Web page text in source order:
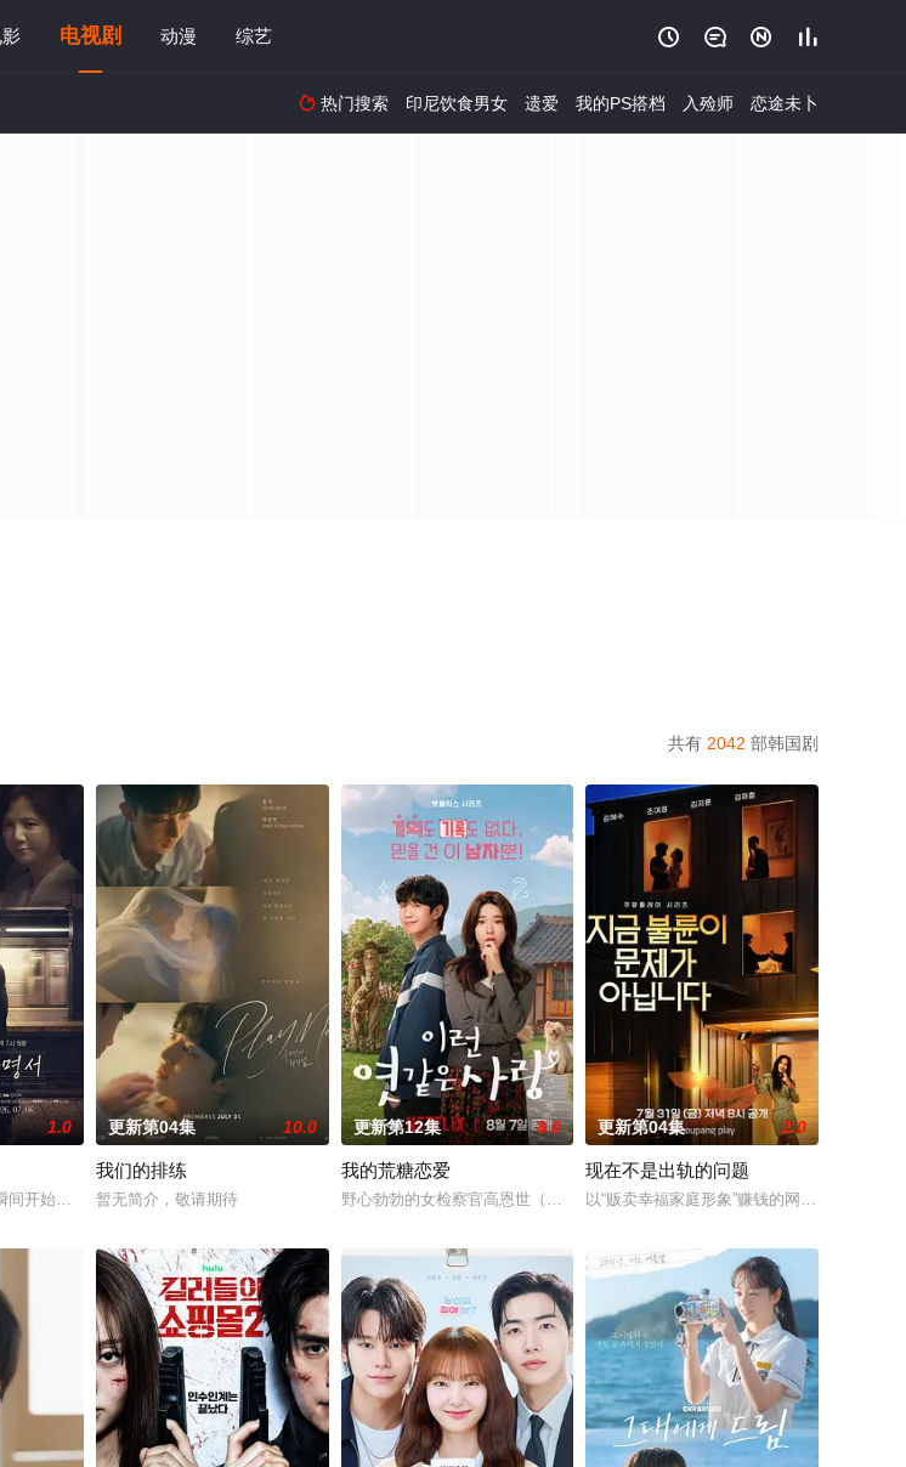
电视剧 动漫 综艺    
 热门搜索 印尼饮食男女 遗爱 我的PS搭档 入殓师 恋途未卜
共有 2042 部韩国剧
에 따르면, 박진희는
1.0
间开始就被打上家庭崩溃烙印的一个孩子和面对冷酷的偏见和命运，重新找回自己人生的女性故事。
更新第04集 10.0
我们的排练
暂无简介，敬请期待
更新第12集 8.0
我的荒糖恋爱
野心勃勃的女检察官高恩世（贺营 饰）意外失忆，住进拳击教练张泰河（丁海
更新第04集 2.0
现在不是出轨的问题
以“贩卖幸福家庭形象”赚钱的网红夫妇，与